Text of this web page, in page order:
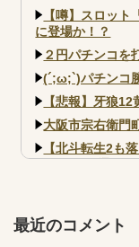
【噂】スロッ
に登場か！？
２円パチンコを
(´;ω;`)パチン
【悲報】牙狼
大阪市宗右衛門
【北斗転生2も
アズールレーン
最近のコメント